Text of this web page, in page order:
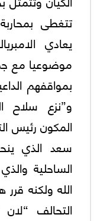
تتغطى
يعادي
موضوعيا مع
بمواقفهم
و”نزع سلاح
المكون رئيس
سعد الذي
الساحلية
الله ولكنه
التحالف